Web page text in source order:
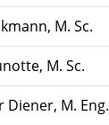
M. Sc.
M. Sc.
Diener, M. Eng.